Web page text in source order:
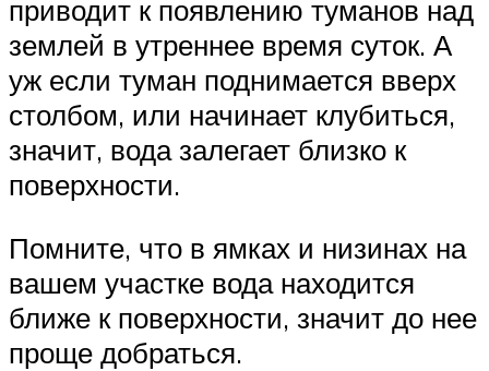
приводит к появлению туманов над
землей в утреннее время суток. А
уж если туман поднимается вверх
столбом, или начинает клубиться,
значит, вода залегает близко к
поверхности.
Помните, что в ямках и низинах на
вашем участке вода находится
ближе к поверхности, значит до нее
проще добраться.